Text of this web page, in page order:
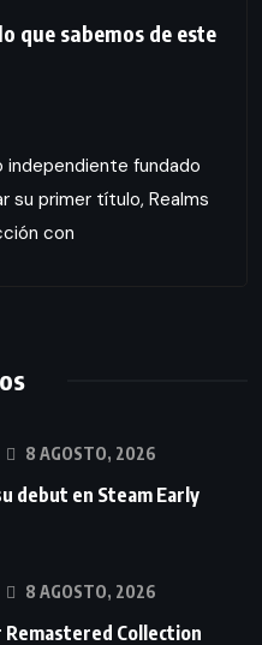
que sabemos de este
independiente fundado
su primer título, Realms
con
8 AGOSTO, 2026
debut en Steam Early
8 AGOSTO, 2026
Remastered Collection